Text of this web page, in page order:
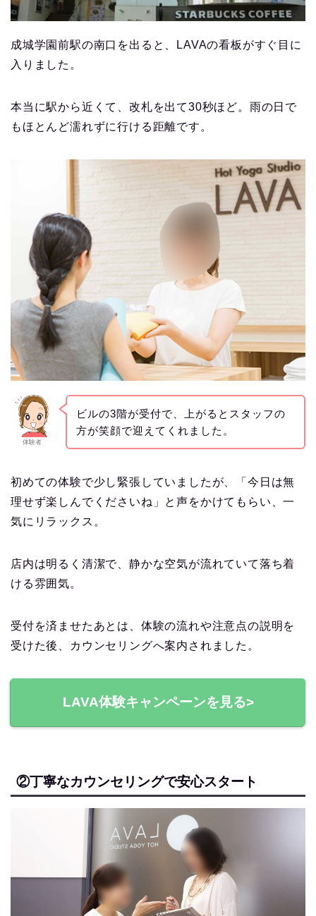
成城学園前駅の南口を出ると、LAVAの看板がすぐ目に
入りました。
本当に駅から近くて、改札を出て30秒ほど。雨の日で
もほとんど濡れずに行ける距離です。
体験者
ビルの3階が受付で、上がるとスタッフの
方が笑顔で迎えてくれました。
初めての体験で少し緊張していましたが、「今日は無
理せず楽しんでくださいね」と声をかけてもらい、一
気にリラックス。
店内は明るく清潔で、静かな空気が流れていて落ち着
ける雰囲気。
受付を済ませたあとは、体験の流れや注意点の説明を
受けた後、カウンセリングへ案内されました。
LAVA体験キャンペーンを見る>
②丁寧なカウンセリングで安心スタート